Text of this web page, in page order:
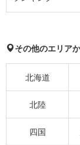
その他のエリア
北海道
北陸
四国